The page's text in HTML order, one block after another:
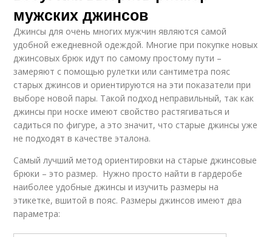
мужских джинсов
Джинсы для очень многих мужчин являются самой
удобной ежедневной одеждой. Многие при покупке новых
джинсовых брюк идут по самому простому пути –
замеряют с помощью рулетки или сантиметра пояс
старых джинсов и ориентируются на эти показатели при
выборе новой пары. Такой подход неправильный, так как
джинсы при носке имеют свойство растягиваться и
садиться по фигуре, а это значит, что старые джинсы уже
не подходят в качестве эталона.
Самый лучший метод ориентировки на старые джинсовые
брюки – это размер. Нужно просто найти в гардеробе
наиболее удобные джинсы и изучить размеры на
этикетке, вшитой в пояс. Размеры джинсов имеют два
параметра: